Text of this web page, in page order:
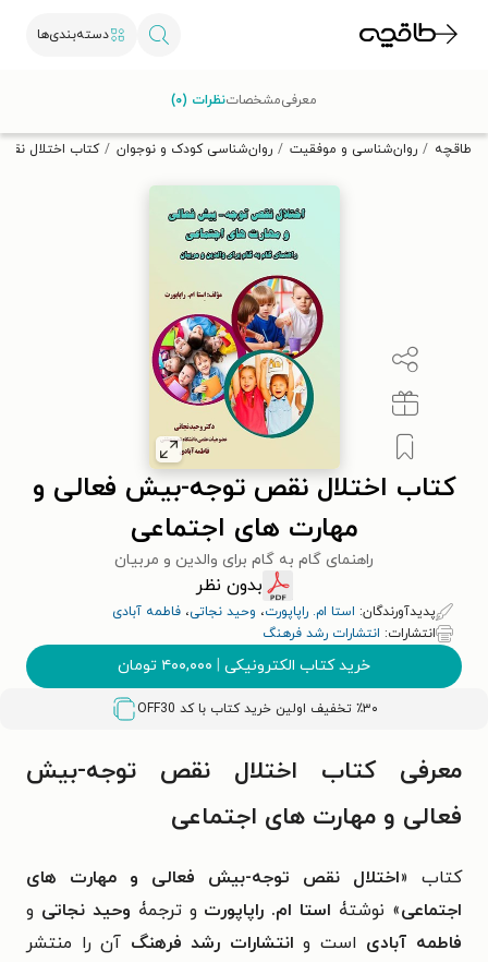
دسته‌بندی‌ها
تخفیف از طاقچه دریافت کن.
طاقچه روان‌شناسی و موفقیت روان‌شناسی کودک و نوجوان کتاب اختلال
کتاب اختلال نقص توجه-بیش فعالی و
مهارت های اجتماعی
راهنمای گام به گام برای والدین و مربیان
بدون نظر
پدیدآورندگان: استا ام. راپاپورت، وحید نجاتی، فاطمه آبادی
انتشارات: انتشارات رشد فرهنگ
خرید کتاب الکترونیکی | ۴۰۰,۰۰۰ تومان
٪۳۰ تخفیف اولین خرید کتاب با کد OFF30
معرفیمشخصاتنظرات (۰)
معرفی کتاب اختلال نقص توجه-بیش
فعالی و مهارت های اجتماعی
کتاب «اختلال نقص توجه-بیش فعالی و مهارت های
اجتماعی» نوشتۀ استا ام. راپاپورت و ترجمۀ وحید نجاتی و
فاطمه آبادی است و انتشارات رشد فرهنگ آن را منتشر